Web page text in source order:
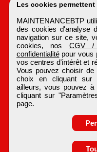
Les cookies
MAINTENANCEBTP
des cookies d'analyse
navigation sur ce site,
cookies, nos CGV /
confidentialitépour vous
vos centres d'intérêt et
Vous pouvez choisir
choix en cliquant sur
ailleurs, vous pouvez
cliquant sur
page.